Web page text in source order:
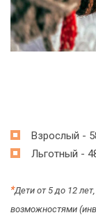
Взрослый -
Льготный -
*Дети от 5 до 12
возможностями